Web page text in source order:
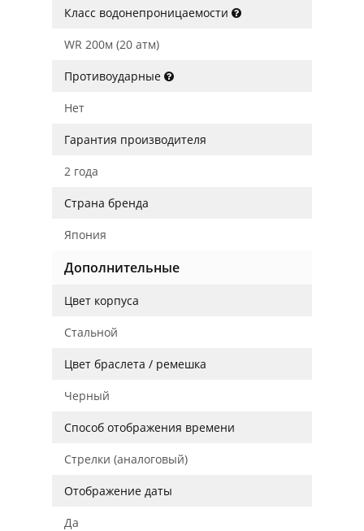
Класс водонепроницаемости
WR 200м (20 атм)
Противоударные
Нет
Гарантия производителя
2 года
Страна бренда
Япония
Дополнительные
Цвет корпуса
Стальной
Цвет браслета / ремешка
Черный
Способ отображения времени
Стрелки (аналоговый)
Отображение даты
Да